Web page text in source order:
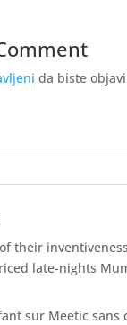
da biste
their
late-nights
sur Meetic sans